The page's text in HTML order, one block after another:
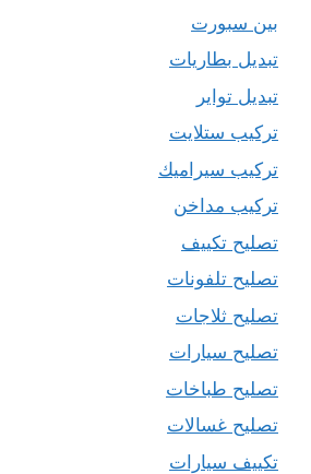
بين سبورت
تبديل بطاريات
تبديل تواير
تركيب ستلايت
تركيب سيراميك
تركيب مداخن
تصليح تكييف
تصليح تلفونات
تصليح ثلاجات
تصليح سيارات
تصليح طباخات
تصليح غسالات
تكييف سيارات